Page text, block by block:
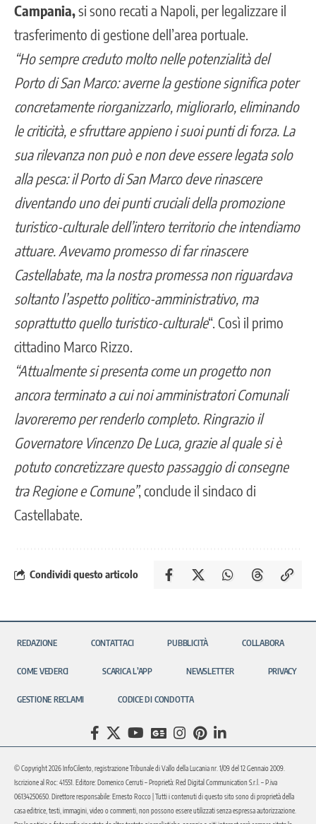
Campania,si sono recati a Napoli, per legalizzare il
trasferimento di gestione dell’area portuale.
“Ho sempre creduto molto nelle potenzialità del
Porto di San Marco: averne la gestione significa poter
concretamente riorganizzarlo, migliorarlo, eliminando
le criticità, e sfruttare appieno i suoi punti di forza. La
sua rilevanza non può e non deve essere legata solo
alla pesca: il Porto di San Marco deve rinascere
diventando uno dei punti cruciali della promozione
turistico-culturale dell’intero territorio che intendiamo
attuare. Avevamo promesso di far rinascere
Castellabate, ma la nostra promessa non riguardava
soltanto l’aspetto politico-amministrativo, ma
soprattutto quello turistico-culturale“. Così il primo
cittadino Marco Rizzo.
“Attualmente si presenta come un progetto non
ancora terminato a cui noi amministratori Comunali
lavoreremo per renderlo completo. Ringrazio il
Governatore Vincenzo De Luca, grazie al quale si è
potuto concretizzare questo passaggio di consegne
tra Regione e Comune”, conclude il sindaco di
Castellabate.
Condividi questo articolo
REDAZIONE CONTATTACI PUBBLICITÀ COLLABORA
COME VEDERCI SCARICA L’APP NEWSLETTER PRIVACY
GESTIONE RECLAMI CODICE DI CONDOTTA
© Copyright 2026 InfoCilento, registrazione Tribunale di Vallo della Lucania nr. 1/09 del 12 Gennaio 2009.
Iscrizione al Roc: 41551. Editore: Domenico Cerruti – Proprietà: Red Digital Communication S.r.l. – P.iva
06134250650. Direttore responsabile: Ernesto Rocco | Tutti i contenuti di questo sito sono di proprietà della
casa editrice, testi, immagini, video o commenti, non possono essere utilizzati senza espressa autorizzazione.